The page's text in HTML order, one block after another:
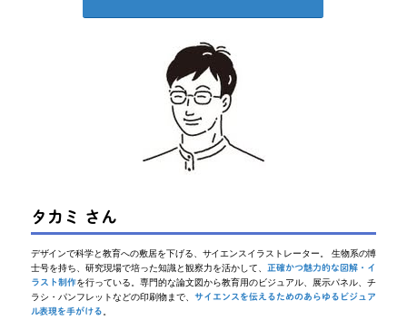
タカミ さん
デザインで科学と教育への敷居を下げる、サイエンスイラストレーター。 生物系の博
士号を持ち、研究現場で培った知識と観察力を活かして、正確かつ魅力的な図解・イ
ラスト制作を行っている。専門的な論文図から教育用のビジュアル、展示パネル、チ
ラシ・パンフレットなどの印刷物まで、サイエンスを伝えるためのあらゆるビジュア
ル表現を手がける